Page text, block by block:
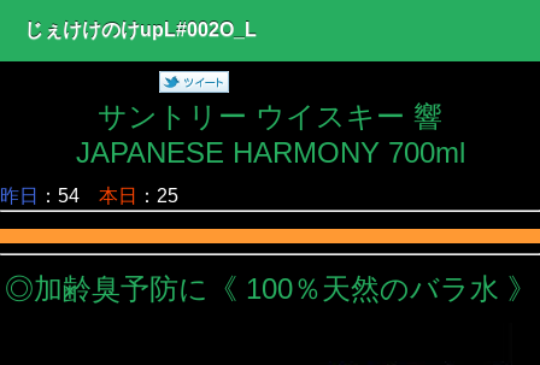
じぇけけのけupL#002O_L
サントリー ウイスキー 響
JAPANESE HARMONY 700ml
昨日 ：54 本日 ：25
◎加齢臭予防に《 100％天然のバラ水 》